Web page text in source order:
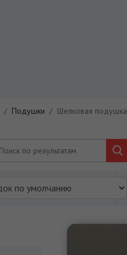
Подушки Шелковая подушка